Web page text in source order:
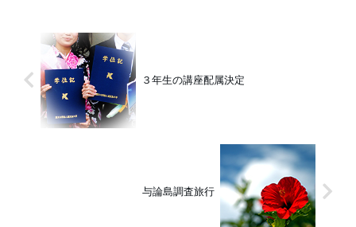
３年生の講座配属決定
与論島調査旅行